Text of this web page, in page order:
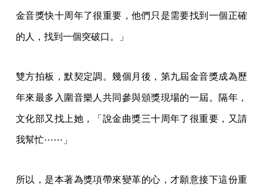
金音獎快十周年了很重要，他們只是需要找到一個正確
的人，找到一個突破口。」
雙方拍板，默契定調。幾個月後，第九屆金音獎成為歷
年來最多入圍音樂人共同參與頒獎現場的一屆。隔年，
文化部又找上她，「說金曲獎三十周年了很重要，又請
我幫忙⋯⋯」
所以，是本著為獎項帶來變革的心，才願意接下這份重